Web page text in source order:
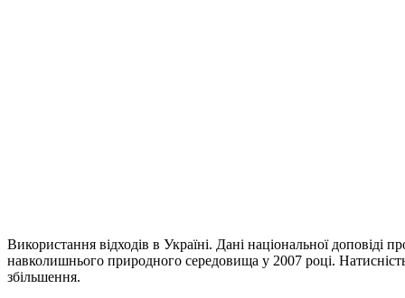
Використання відходів в Україні. Дані національної доповіді
навколишнього природного середовища у 2007 році.
збільшення.